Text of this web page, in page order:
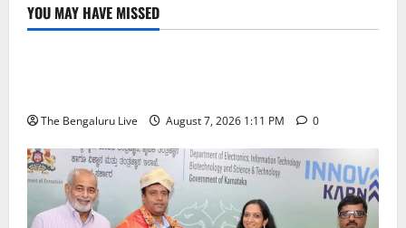
YOU MAY HAVE MISSED
ಬೆಳಗಾವಿ ಬೆಂಗಳೂರು ನಗರ
The Bengaluru Live August 7, 2026 1:11 PM 0